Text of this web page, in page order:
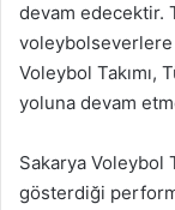
devam edecektir.
voleybolseverlere
Voleybol Takımı,
yoluna devam
Sakarya Voleybol
gösterdiği